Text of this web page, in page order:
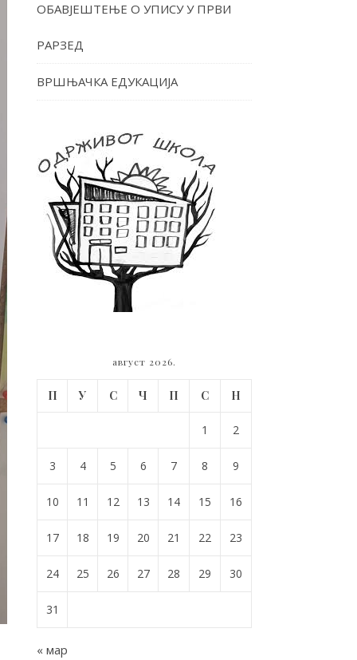
ОБАВЈЕШТЕЊЕ О УПИСУ У ПРВИ
РАРЗЕД
ВРШЊАЧКА ЕДУКАЦИЈА
август 2026.
П У С Ч П С Н
1 2
3 4 5 6 7 8 9
10 11 12 13 14 15 16
17 18 19 20 21 22 23
24 25 26 27 28 29 30
31
« мар